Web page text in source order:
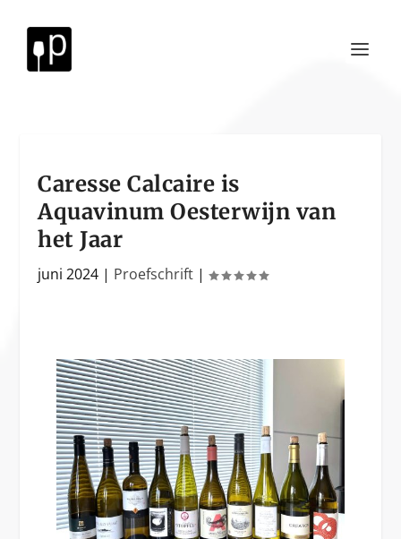
Caresse Calcaire is
Aquavinum Oesterwijn van
het Jaar
juni 2024 | Proefschrift |